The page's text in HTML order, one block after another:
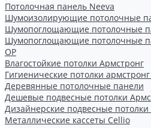
Потолочная панель Neeva
Шумоизолирующие потолочные
Шумопоглощающие потолочные
Шумопоглощающие потолочные
OP
Влагостойкие потолки Армстронг
Гигиенические потолки
Деревянные потолочные панели
Дешевые подвесные потолки
Дизайнерские подвесные
Металлические кассеты Cellio